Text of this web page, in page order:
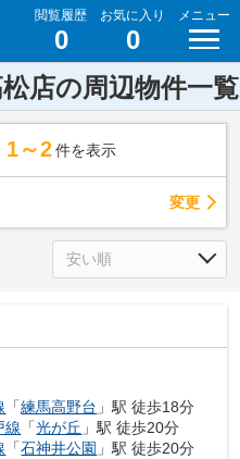
閲覧履歴
0
お気に入り
0
メニュー
店の周辺物件一覧
1～2 件を表示
変更
「練馬高野台 」駅 徒歩18分
線 「光が丘 」駅 徒歩20分
「石神井公園 」駅 徒歩20分